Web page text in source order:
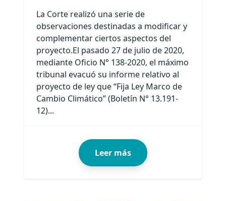
La Corte realizó una serie de
observaciones destinadas a modificar y
complementar ciertos aspectos del
proyecto.El pasado 27 de julio de 2020,
mediante Oficio N° 138-2020, el máximo
tribunal evacuó su informe relativo al
proyecto de ley que “Fija Ley Marco de
Cambio Climático” (Boletín N° 13.191-
12)...
Leer más